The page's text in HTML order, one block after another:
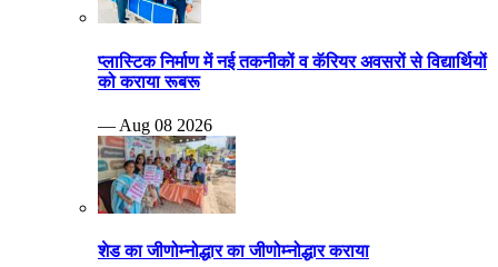
प्लास्टिक निर्माण में नई तकनीकों व कॅरियर अवसरों से विद्यार्थियों
को कराया रूबरू
— Aug 08 2026
शेड का जीणोम्नोद्धार का जीणोम्नोद्धार कराया